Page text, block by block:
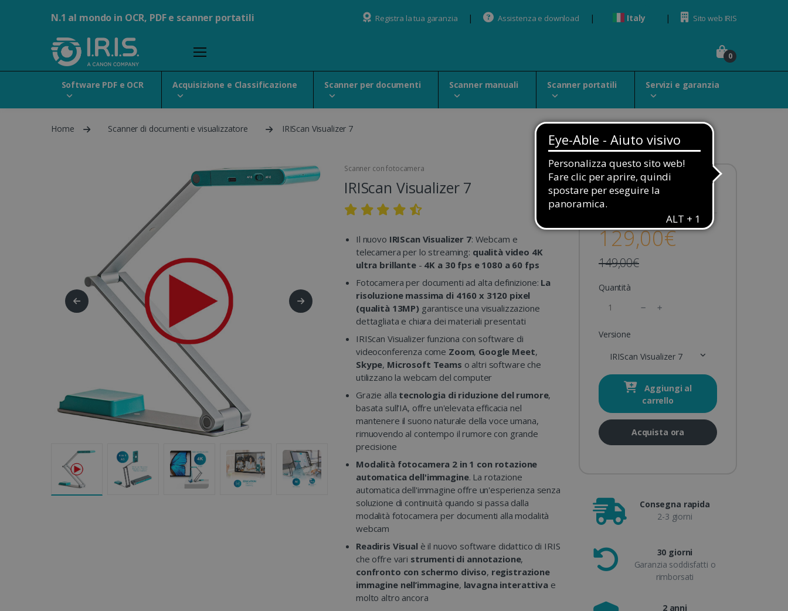
N.1 al mondo in OCR, PDF e scanner portatili Registra la tua garanzia Assistenza e download Italy Sito web IRIS
0
Software PDF e OCR Acquisizione e Classificazione Scanner per documenti Scanner manuali Scanner portatili Servizi e garanzia
Home Scanner di documenti e visualizzatore IRIScan Visualizer 7
Scanner con fotocamera
IRIScan Visualizer 7
Il nuovo IRIScan Visualizer 7: Webcam e
telecamera per lo streaming: qualità video 4K
ultra brillante- 4K a 30 fps e 1080 a 60 fps
Fotocamera per documenti ad alta definizione: La
risoluzione massima di 4160 x 3120 pixel
(qualità 13MP)garantisce una visualizzazione
dettagliata e chiara dei materiali presentati
IRIScan Visualizer funziona con software di
videoconferenza come Zoom, Google Meet,
Skype, Microsoft Teams o altri software che
utilizzano la webcam del computer
Grazie alla tecnologia di riduzione del rumore,
basata sull’IA, offre un'elevata efficacia nel
mantenere il suono naturale della voce umana,
rimuovendo al contempo il rumore con grande
precisione
Modalità fotocamera 2 in 1 con rotazione
automatica dell'immagine. La rotazione
automatica dell'immagine offre un'esperienza senza
soluzione di continuità quando si passa dalla
modalità fotocamera per documenti alla modalità
webcam
Readiris Visualè il nuovo software didattico di IRIS
che offre vari strumenti di annotazione,
confronto con schermo diviso, registrazione
immagine nell’immagine, lavagna interattivae
molto altro ancora
Disponibilità:
Disponibile
129,00€
149,00€
Quantità
Versione
IRIScan Visualizer 7
Aggiungi al
carrello
Acquista ora
Consegna rapida
2-3 giorni
30 giorni
Garanzia soddisfatti o
rimborsati
2 anni